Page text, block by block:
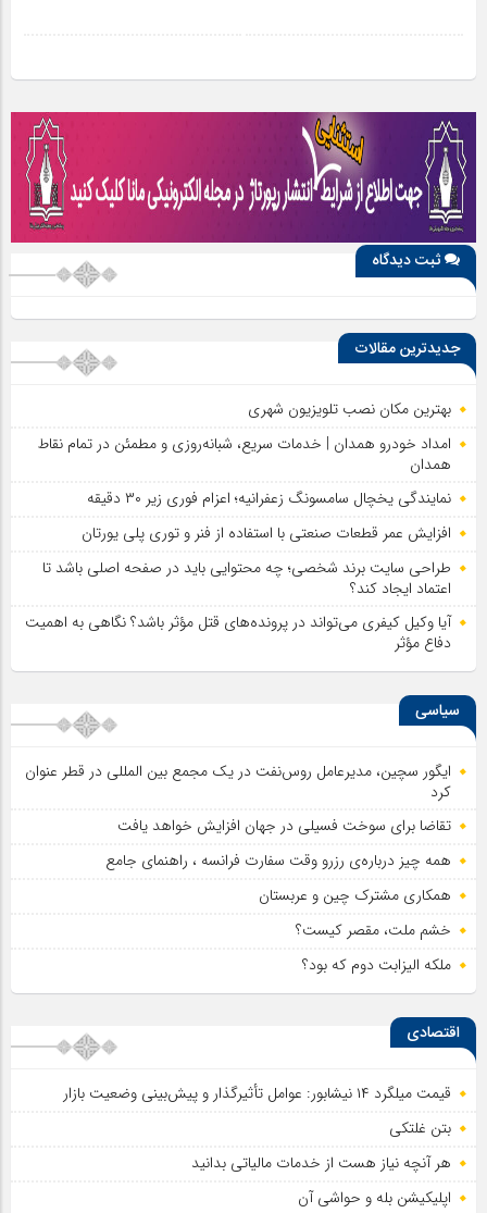
ثبت دیدگاه
جدیدترین مقالات
بهترین مکان نصب تلویزیون شهری
امداد خودرو همدان | خدمات سریع، شبانه‌روزی و مطمئن در تمام نقاط
همدان
نمایندگی یخچال سامسونگ زعفرانیه؛ اعزام فوری زیر ۳۰ دقیقه
افزایش عمر قطعات صنعتی با استفاده از فنر و توری پلی یورتان
طراحی سایت برند شخصی؛ چه محتوایی باید در صفحه اصلی باشد تا
اعتماد ایجاد کند؟
آیا وکیل کیفری می‌تواند در پرونده‌های قتل مؤثر باشد؟ نگاهی به اهمیت
دفاع مؤثر
سیاسی
ایگور سچین، مدیرعامل روس‌نفت در یک مجمع بین المللی در قطر عنوان
کرد
تقاضا برای سوخت فسیلی در جهان افزایش خواهد یافت
همه چیز درباره‌ی رزرو وقت سفارت فرانسه ، راهنمای جامع
همکاری مشترک چین و عربستان
خشم ملت، مقصر کیست؟
ملکه الیزابت دوم که بود؟
اقتصادی
قیمت میلگرد ۱۴ نیشابور: عوامل تأثیرگذار و پیش‌بینی وضعیت بازار
بتن غلتکی
هر آنچه نیاز هست از خدمات مالیاتی بدانید
اپلیکیشن بله و حواشی آن